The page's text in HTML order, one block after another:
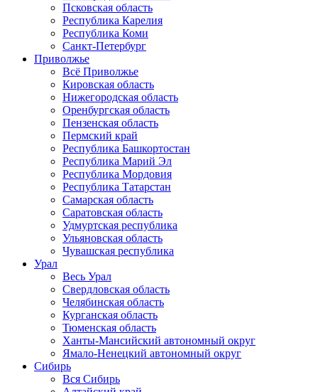
Псковская область
Республика Карелия
Республика Коми
Санкт-Петербург
Приволжье
Всё Приволжье
Кировская область
Нижегородская область
Оренбургская область
Пензенская область
Пермский край
Республика Башкортостан
Республика Марий Эл
Республика Мордовия
Республика Татарстан
Самарская область
Саратовская область
Удмуртская республика
Ульяновская область
Чувашская республика
Урал
Весь Урал
Свердловская область
Челябинская область
Курганская область
Тюменская область
Ханты-Мансийский автономный округ
Ямало-Ненецкий автономный округ
Сибирь
Вся Сибирь